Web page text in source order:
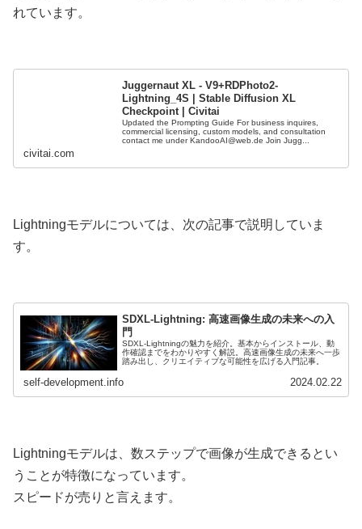
れています。
Juggernaut XL - V9+RDPhoto2-
Lightning_4S | Stable Diffusion XL
Checkpoint | Civitai
Updated the Prompting Guide For business inquires,
commercial licensing, custom models, and consultation
contact me under KandooAI@web.de Join Jugg...
civitai.com
Lightningモデルについては、次の記事で説明していま
す。
SDXL-Lightning: 高速画像生成の未来への入
門
SDXL-Lightningの魅力を紹介。基本からインストール、動
作確認までをわかりやすく解説。高速画像生成の未来へ一歩
踏み出し、クリエイティブな可能性を広げる入門記事。
self-development.info 2024.02.22
Lightningモデルは、数ステップで画像が生成できるとい
うことが特徴になっています。
スピードが売りと言えます。